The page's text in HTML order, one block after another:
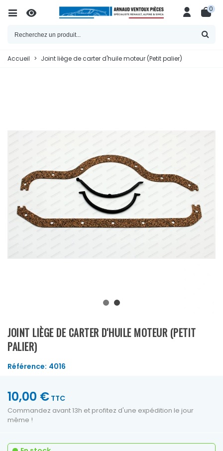
0
Accueil > Joint liège de carter d'huile moteur (Petit palier)
JOINT LIÈGE DE CARTER D'HUILE MOTEUR (PETIT
PALIER)
Référence: 4016
10,00 € TTC
Commandez avant 13h et profitez d'une expédition le jour
même !